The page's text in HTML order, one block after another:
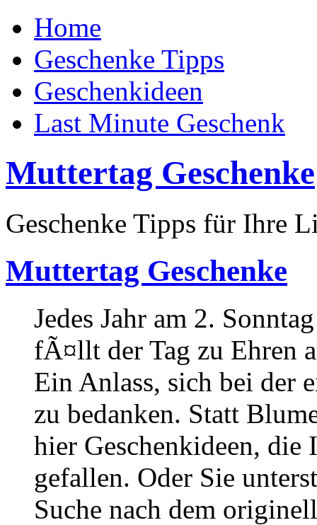
Home
Geschenke Tipps
Geschenkideen
Last Minute Geschenk
Muttertag Geschenke
Geschenke Tipps für Ihre
Muttertag Geschenke
Jedes Jahr am 2.
fÃ¤llt der Tag zu Ehren
Ein Anlass, sich bei der
zu bedanken. Statt
hier Geschenkideen,
gefallen. Oder Sie
Suche nach dem